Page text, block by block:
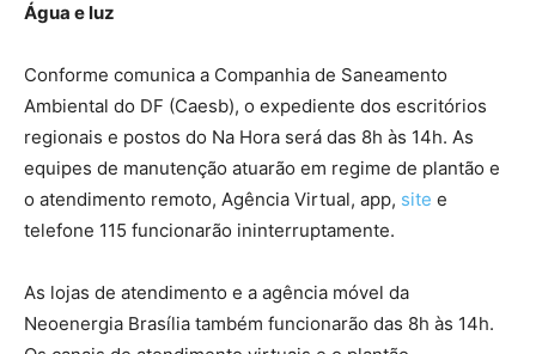
Água e luz
Conforme comunica a Companhia de Saneamento
Ambiental do DF (Caesb), o expediente dos escritórios
regionais e postos do Na Hora será das 8h às 14h. As
equipes de manutenção atuarão em regime de plantão e
o atendimento remoto, Agência Virtual, app, site e
telefone 115 funcionarão ininterruptamente.
As lojas de atendimento e a agência móvel da
Neoenergia Brasília também funcionarão das 8h às 14h.